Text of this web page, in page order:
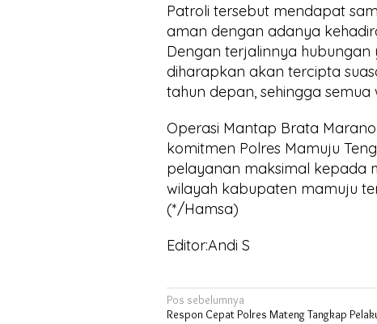
Patroli tersebut mendapat
aman dengan adanya
Dengan terjalinnya
diharapkan akan tercipta
tahun depan, sehingga
Operasi Mantap Brata
komitmen Polres Mamuju
pelayanan maksimal kepada
wilayah kabupaten mamuju
(*/Hamsa)
Editor:Andi S
Navigasi
Pos sebelumnya
Respon Cepat Polres Mateng Tangkap